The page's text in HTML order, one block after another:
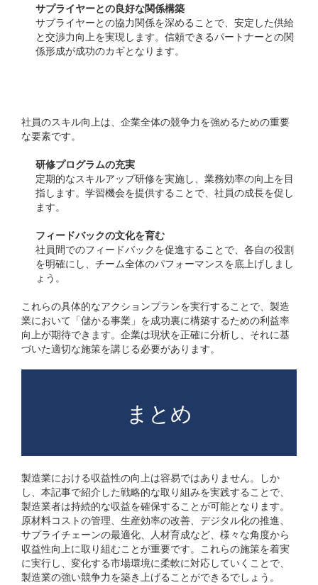
サプライヤーとの良好な関係構築
サプライヤーとの協力関係を深めることで、安定した供給
と交渉力向上を実現します。信頼できるパートナーとの関
係形成が成功のカギとなります。
社員のスキル向上は、企業全体の競争力を強めるための重要
な要素です。
研修プログラムの充実
定期的なスキルアップ研修を実施し、業務効率の向上を目
指します。学習機会を提供することで、社員の成長を促し
ます。
フィードバックの文化を育む
社員間でのフィードバックを促進することで、各自の役割
を明確にし、チーム全体のパフォーマンスを底上げしまし
ょう。
これらの具体的なアクションプランを実行することで、製造
業において「儲かる事業」を成功裏に構築するための利益率
向上が期待できます。企業は現状を正確に分析し、それに基
づいた適切な施策を講じる必要があります。
まとめ
製造業における収益性の向上は容易ではありません。しか
し、本記事で紹介した戦略的な取り組みを実践することで、
製造業者は持続的な収益を確保することが可能となります。
原材料コストの管理、生産効率の改善、デジタル化の推進、
サプライチェーンの最適化、人材育成など、様々な角度から
収益性向上に取り組むことが重要です。これらの施策を着実
に実行し、変化する市場環境に柔軟に対応していくことで、
製造業の強い競争力を築き上げることができるでしょう。